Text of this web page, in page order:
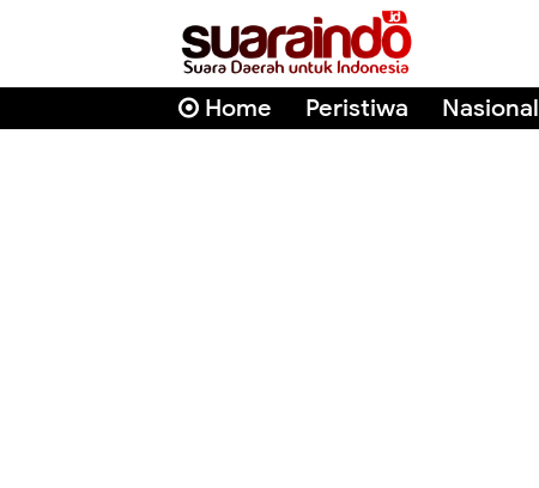
Home Peristiwa Nasional